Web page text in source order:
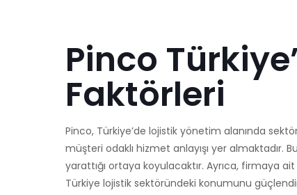
Pinco
Faktörleri
Pinco, Türkiye’de lojistik yönetim alanında
müşteri odaklı hizmet anlayışı yer almaktadır.
yarattığı ortaya koyulacaktır. Ayrıca, firmaya
Türkiye lojistik sektöründeki konumunu